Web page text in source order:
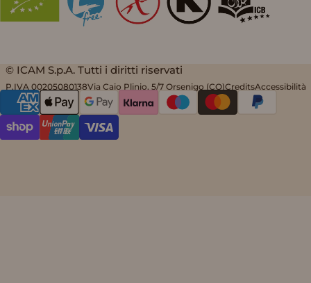
© ICAM S.p.A. Tutti i diritti riservati
P.IVA 00205080138Via Caio Plinio, 5/7 Orsenigo (CO)CreditsAccessibilità